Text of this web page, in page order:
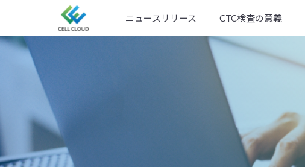
content
ニュースリリース CTC検査の意義